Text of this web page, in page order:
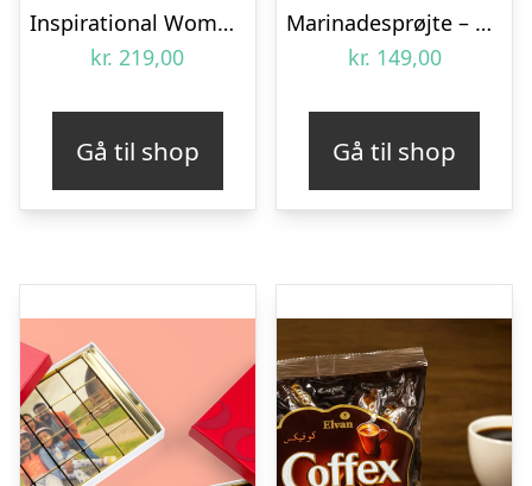
Inspirational Women Puslespil
kr. 219,00
Gå til shop
Marinadesprøjte – KitchPro
kr. 149,00
Gå til shop